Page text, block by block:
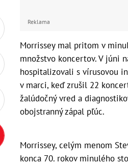
Reklama
Morrissey mal pritom v
množstvo koncertov. V júni
hospitalizovali s vírusovou
v marci, keď zrušil 22
žalúdočný vred a
obojstranný zápal pľúc.
Morrissey, celým menom
konca 70. rokov minulého